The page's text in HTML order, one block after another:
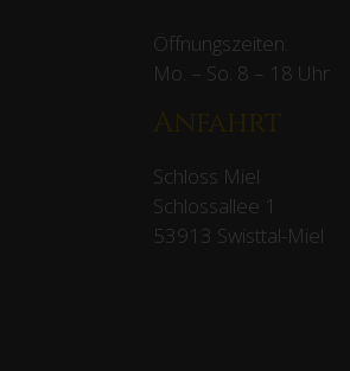
Öffnungszeiten:
Mo. – So. 8 – 18 Uhr
Anfahrt
Schloss Miel
Schlossallee 1
53913 Swisttal-Miel